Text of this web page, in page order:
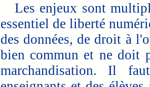
Les enjeux sont
essentiel de liberté
des données, de droit à
bien commun et ne doit
marchandisation. Il